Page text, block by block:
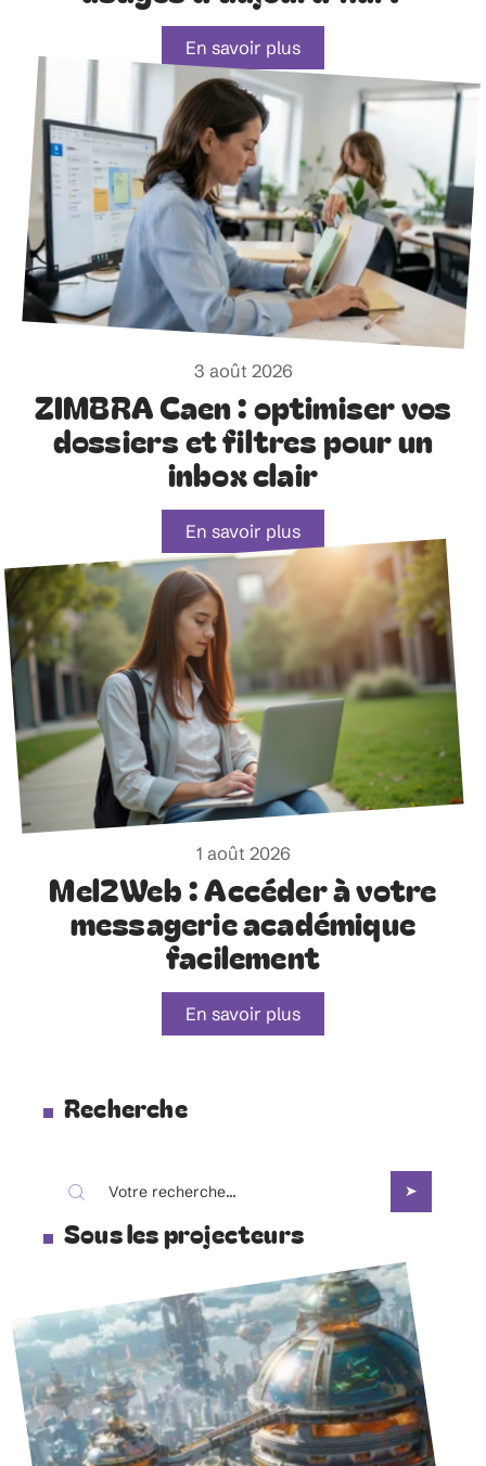
En savoir plus
3 août 2026
ZIMBRA Caen : optimiser vos
dossiers et filtres pour un
inbox clair
En savoir plus
1 août 2026
Mel2Web : Accéder à votre
messagerie académique
facilement
En savoir plus
Recherche
Sous les projecteurs